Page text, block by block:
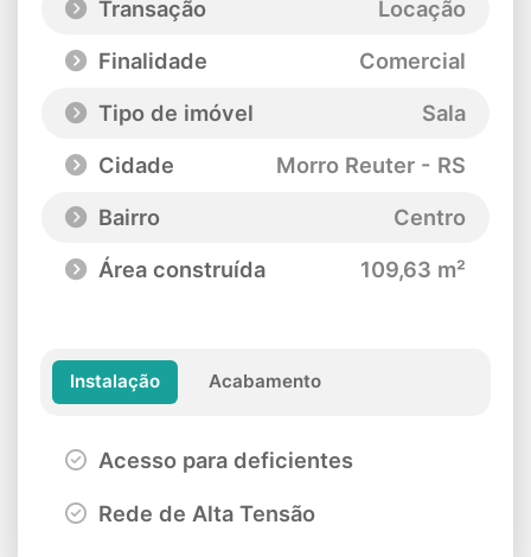
Transação
Locação
Finalidade
Comercial
Tipo de imóvel
Sala
Cidade
Morro Reuter - RS
Bairro
Centro
Área construída
109,63 m²
Instalação Acabamento
Acesso para deficientes
Rede de Alta Tensão